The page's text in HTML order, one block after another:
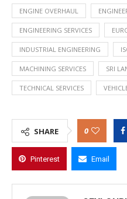
ENGINE OVERHAUL
ENGINEERING SERVICES
INDUSTRIAL ENGINEERING
MACHINING SERVICES SRI
TECHNICAL SERVICES
SHARE 0
Pinterest Email